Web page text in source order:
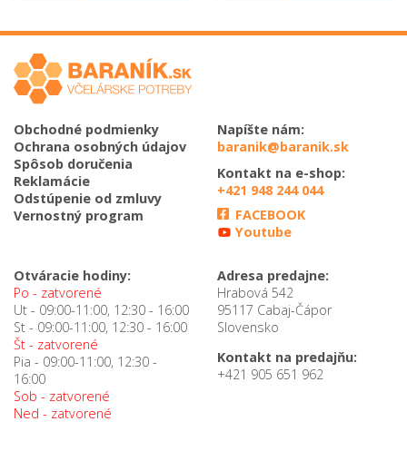
Obchodné podmienky
Ochrana osobných údajov
Spôsob doručenia
Reklamácie
Odstúpenie od zmluvy
Vernostný program
Napíšte nám:
baranik@baranik.sk
Kontakt na e-shop:
+421 948 244 044
FACEBOOK
Youtube
Otváracie hodiny:
Po - zatvorené
Ut - 09:00-11:00, 12:30 - 16:00
St - 09:00-11:00, 12:30 - 16:00
Št - zatvorené
Pia - 09:00-11:00, 12:30 -
16:00
Sob - zatvorené
Ned - zatvorené
Adresa predajne:
Hrabová 542
95117 Cabaj-Čápor
Slovensko
Kontakt na predajňu:
+421 905 651 962